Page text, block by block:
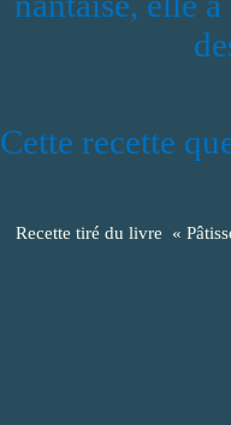
Cette recette
Recette tiré du livre «